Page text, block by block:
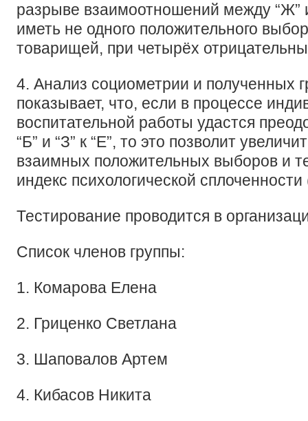
разрыве взаимоотношений между “Ж”
иметь не одного положительного
товарищей, при четырёх
4. Анализ социометрии и полученных
показывает, что, если в процессе
воспитательной работы удастся
“Б” и “З” к “Е”, то это позволит
взаимных положительных выборов и
индекс психологической сплоченности
Тестирование проводится в
Список членов группы:
1. Комарова Елена
2. Гриценко Светлана
3. Шаповалов Артем
4. Кибасов Никита